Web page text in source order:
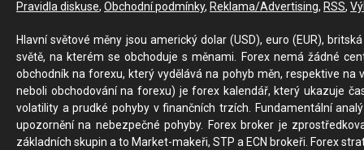
Pravidla diskuse, Obchodní podmínky, Reklama/Advertising, RSS,
Hlavní světové měny jsou americký dolar (USD), euro (EUR),
světě, na kterém se obchoduje s měnami. Forex nemá žádné
obchodník na forexu, který vydělává na pohyb měn, respektive
neboli obchodování na forexu) je forex kalendář, který ukazuje
volatility a prudké pohyby v finančních trzích. Fundamentální
upozornění na nebezpečné pohyby. Forex broker je
základních skupin a to Market-makeři, STP a ECN brokeři. Forex